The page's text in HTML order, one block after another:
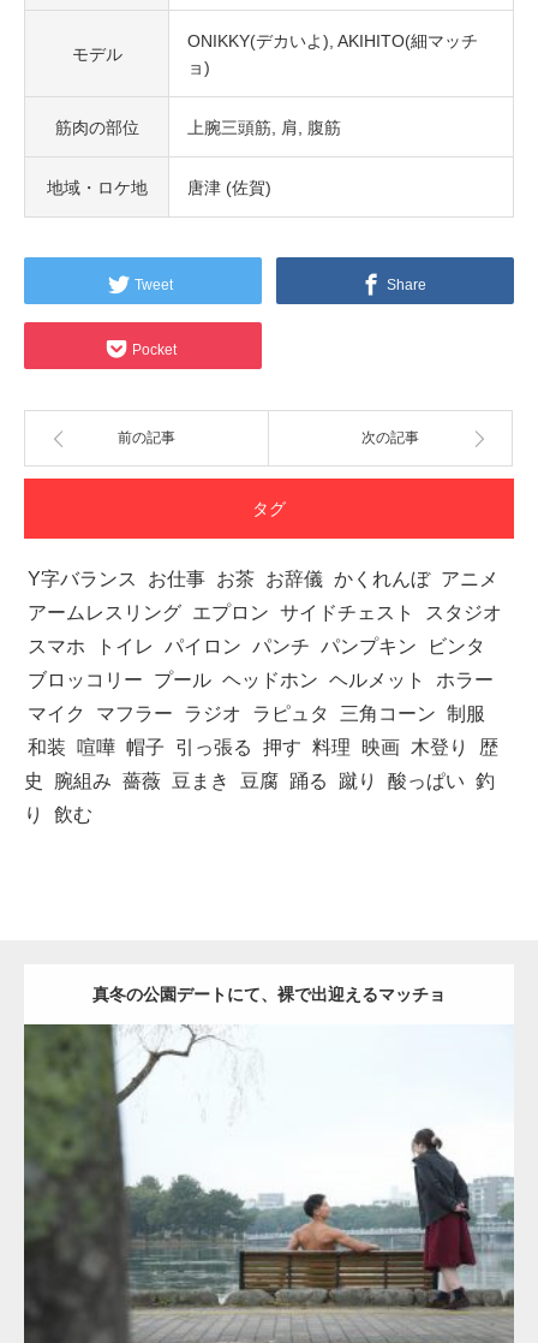
モデル
ONIKKY(デカいよ) AKIHITO(細マッチ
ョ)
筋肉の部位 上腕三頭筋 肩 腹筋
地域・ロケ地 唐津 (佐賀)
Tweet Share
Pocket
前の記事 次の記事
タグ
Y字バランス お仕事 お茶 お辞儀 かくれんぼ アニメ
アームレスリング エプロン サイドチェスト
スタジオ
スマホ
トイレ パイロン パンチ パンプキン
ビンタ
ブロッコリー
プール ヘッドホン ヘルメット
ホラー
マイク
マフラー ラジオ ラピュタ 三角コーン 制服
和装
喧嘩 帽子 引っ張る 押す 料理 映画 木登り
歴
史
腕組み 薔薇 豆まき 豆腐 踊る 蹴り 酸っぱい 釣
り
飲む
真冬の公園デートにて、裸で出迎えるマッチョ
公園のマッチョ AKIHITO(細マッチョ) 背中
ダウンロード